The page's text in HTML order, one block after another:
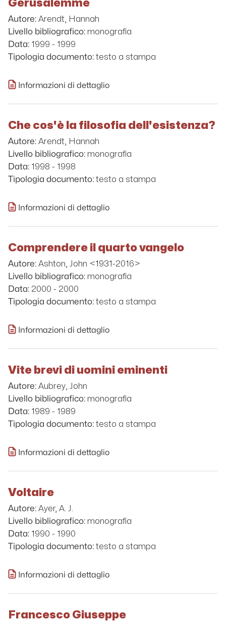
Autore: Arendt, Hannah
Livello bibliografico: monografia
Data: 1999 - 1999
Tipologia documento: testo a stampa
Informazioni di dettaglio
Che cos'è la filosofia dell'esistenza?
Autore: Arendt, Hannah
Livello bibliografico: monografia
Data: 1998 - 1998
Tipologia documento: testo a stampa
Informazioni di dettaglio
Comprendere il quarto vangelo
Autore: Ashton, John <1931-2016>
Livello bibliografico: monografia
Data: 2000 - 2000
Tipologia documento: testo a stampa
Informazioni di dettaglio
Vite brevi di uomini eminenti
Autore: Aubrey, John
Livello bibliografico: monografia
Data: 1989 - 1989
Tipologia documento: testo a stampa
Informazioni di dettaglio
Voltaire
Autore: Ayer, A. J.
Livello bibliografico: monografia
Data: 1990 - 1990
Tipologia documento: testo a stampa
Informazioni di dettaglio
Francesco Giuseppe